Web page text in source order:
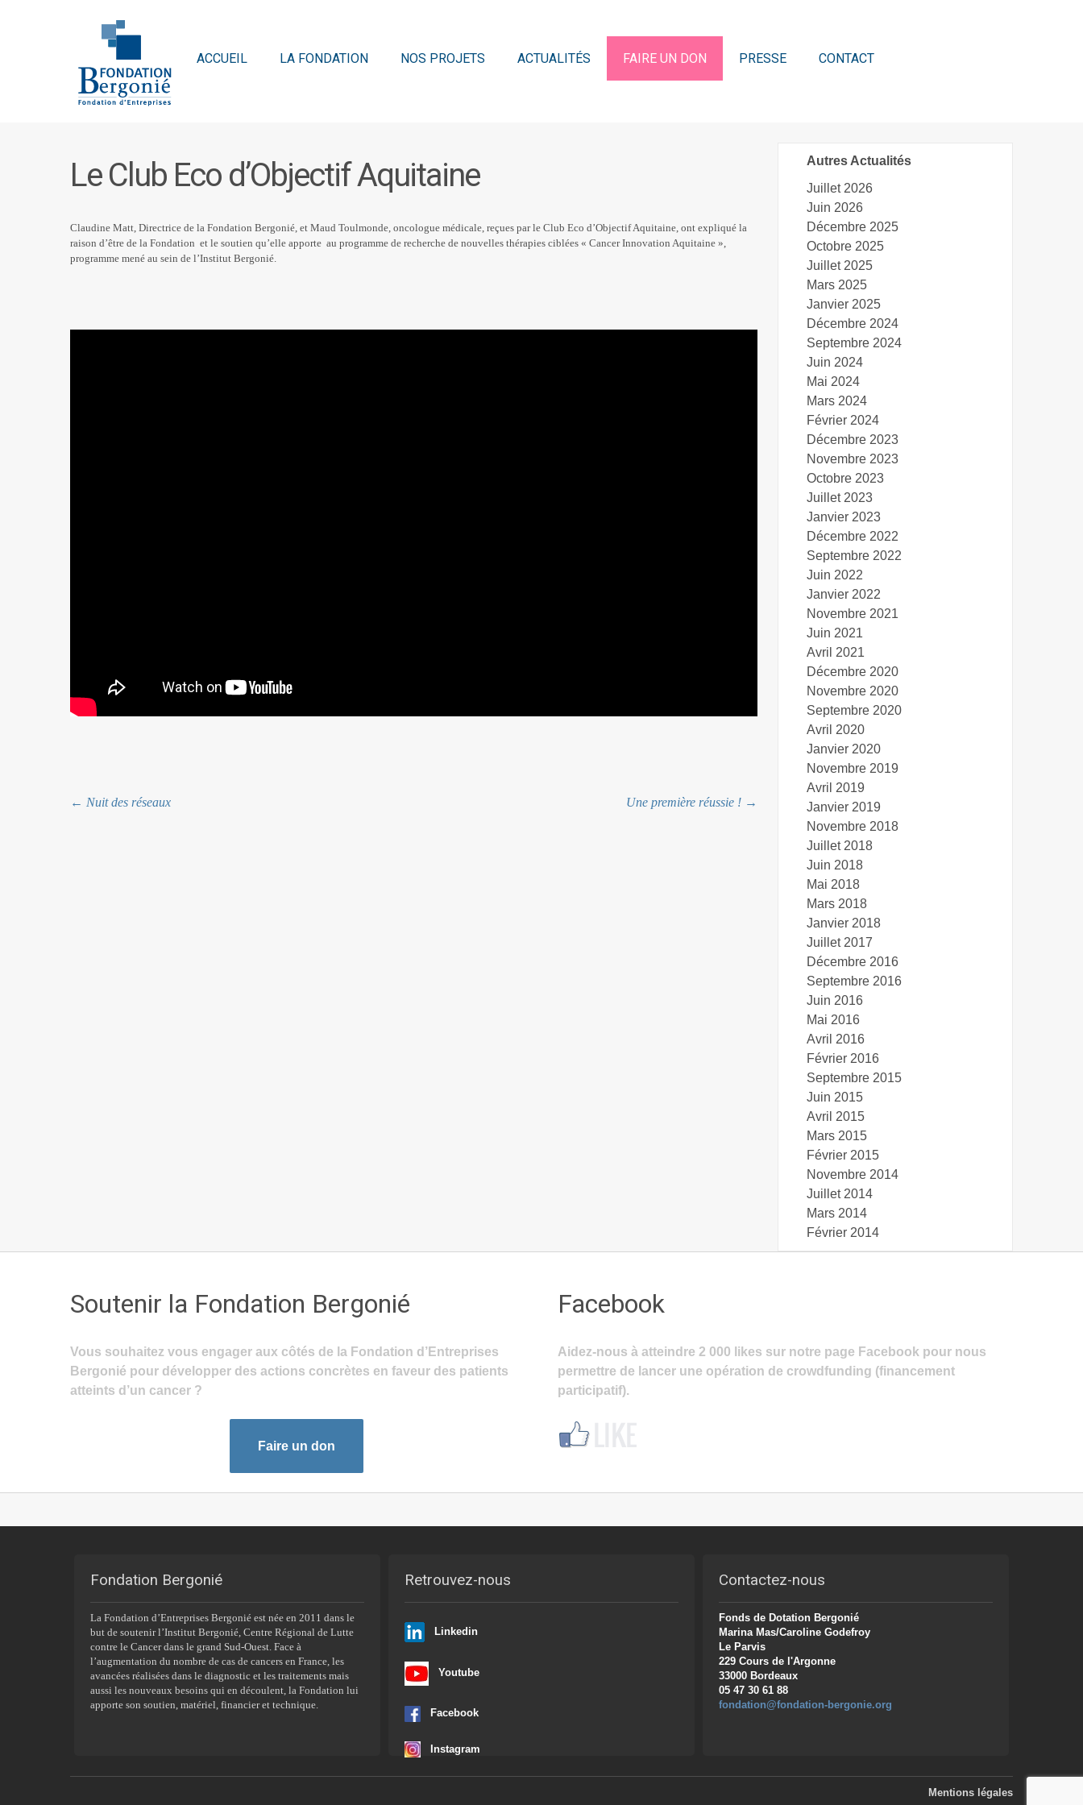
ACCUEIL LA FONDATION NOS PROJETS ACTUALITÉS FAIRE UN DON PRESSE CONTACT
Le Club Eco d’Objectif Aquitaine
Claudine Matt, Directrice de la Fondation Bergonié, et Maud Toulmonde, oncologue médicale, reçues par le Club Eco d’Objectif Aquitaine, ont expliqué la
raison d’être de la Fondation et le soutien qu’elle apporte au programme de recherche de nouvelles thérapies ciblées « Cancer Innovation Aquitaine »,
programme mené au sein de l’Institut Bergonié.
Navigation
← Nuit des réseaux Une première réussie ! →
Autres Actualités
Juillet 2026
Juin 2026
Décembre 2025
Octobre 2025
Juillet 2025
Mars 2025
Janvier 2025
Décembre 2024
Septembre 2024
Juin 2024
Mai 2024
Mars 2024
Février 2024
Décembre 2023
Novembre 2023
Octobre 2023
Juillet 2023
Janvier 2023
Décembre 2022
Septembre 2022
Juin 2022
Janvier 2022
Novembre 2021
Juin 2021
Avril 2021
Décembre 2020
Novembre 2020
Septembre 2020
Avril 2020
Janvier 2020
Novembre 2019
Avril 2019
Janvier 2019
Novembre 2018
Juillet 2018
Juin 2018
Mai 2018
Mars 2018
Janvier 2018
Juillet 2017
Décembre 2016
Septembre 2016
Juin 2016
Mai 2016
Avril 2016
Février 2016
Septembre 2015
Juin 2015
Avril 2015
Mars 2015
Février 2015
Novembre 2014
Juillet 2014
Mars 2014
Février 2014
Soutenir la Fondation Bergonié
Vous souhaitez vous engager aux côtés de la Fondation d’Entreprises
Bergonié pour développer des actions concrètes en faveur des patients
atteints d’un cancer ?
Faire un don
Facebook
Aidez-nous à atteindre 2 000 likes sur notre page Facebook pour nous
permettre de lancer une opération de crowdfunding (financement
participatif).
Fondation Bergonié
La Fondation d’Entreprises Bergonié est née en 2011 dans le
but de soutenir l’Institut Bergonié, Centre Régional de Lutte
contre le Cancer dans le grand Sud-Ouest. Face à
l’augmentation du nombre de cas de cancers en France, les
avancées réalisées dans le diagnostic et les traitements mais
aussi les nouveaux besoins qui en découlent, la Fondation lui
apporte son soutien, matériel, financier et technique.
Retrouvez-nous
Linkedin
Youtube
Facebook
Instagram
Contactez-nous
Fonds de Dotation Bergonié
Marina Mas/Caroline Godefroy
Le Parvis
229 Cours de l'Argonne
33000 Bordeaux
05 47 30 61 88
fondation@fondation-bergonie.org
Mentions légales